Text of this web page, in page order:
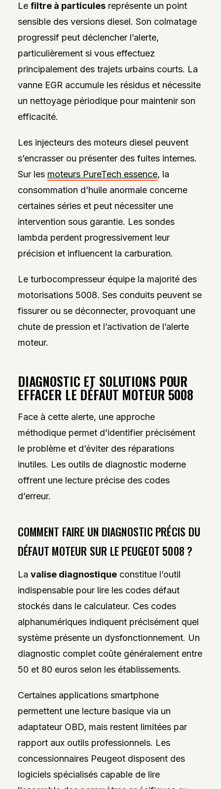
Le filtre à particulesreprésente un point
sensible des versions diesel. Son colmatage
progressif peut déclencher l’alerte,
particulièrement si vous effectuez
principalement des trajets urbains courts. La
vanne EGR accumule les résidus et nécessite
un nettoyage périodique pour maintenir son
efficacité.
Les injecteurs des moteurs diesel peuvent
s’encrasser ou présenter des fuites internes.
Sur les moteurs PureTech essence, la
consommation d’huile anormale concerne
certaines séries et peut nécessiter une
intervention sous garantie. Les sondes
lambda perdent progressivement leur
précision et influencent la carburation.
Le turbocompresseur équipe la majorité des
motorisations 5008. Ses conduits peuvent se
fissurer ou se déconnecter, provoquant une
chute de pression et l’activation de l’alerte
moteur.
DIAGNOSTIC ET SOLUTIONS POUR
EFFACER LE DÉFAUT MOTEUR 5008
Face à cette alerte, une approche
méthodique permet d’identifier précisément
le problème et d’éviter des réparations
inutiles. Les outils de diagnostic moderne
offrent une lecture précise des codes
d’erreur.
COMMENT FAIRE UN DIAGNOSTIC PRÉCIS DU
DÉFAUT MOTEUR SUR LE PEUGEOT 5008 ?
La valise diagnostiqueconstitue l’outil
indispensable pour lire les codes défaut
stockés dans le calculateur. Ces codes
alphanumériques indiquent précisément quel
système présente un dysfonctionnement. Un
diagnostic complet coûte généralement entre
50 et 80 euros selon les établissements.
Certaines applications smartphone
permettent une lecture basique via un
adaptateur OBD, mais restent limitées par
rapport aux outils professionnels. Les
concessionnaires Peugeot disposent des
logiciels spécialisés capable de lire